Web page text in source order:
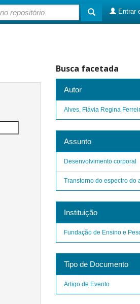
Entrar
Busca facetada
Autor
Alves, Flávia Regina
Assunto
Desenvolvimento corporal
Transtorno do espectro do
Instituição
Fundação de Ensino e
Tipo de Documento
Artigo de Evento